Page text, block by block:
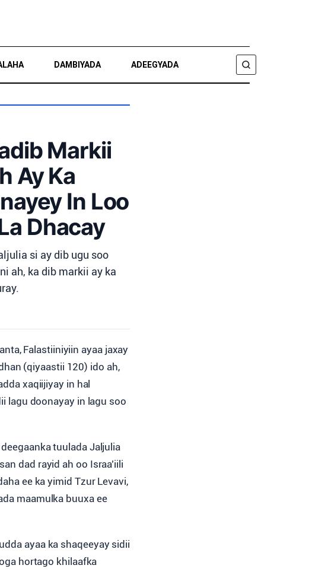
DAMBIYADA ADEEGYADA
RAADI
Markii
Ay Ka
In Loo
Dhacay
si ay dib ugu soo
ah, ka dib markii ay ka
Falastiiniyiin ayaa jaxay
(qiyaastii 120) ido ah,
xaqiijiyay in hal
lagu doonayay in lagu soo
tuulada Jaljulia
dad rayid ah oo Israa’iili
ee ka yimid Tzur Levavi,
maamulka buuxa ee
ayaa ka shaqeeyay sidii
hortago khilaafka